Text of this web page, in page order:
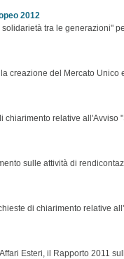
2012
tra le generazioni"
creazione del Mercato Unico
relative all'Avviso
sulle attività di
di chiarimento relative
Esteri, il Rapporto 2011